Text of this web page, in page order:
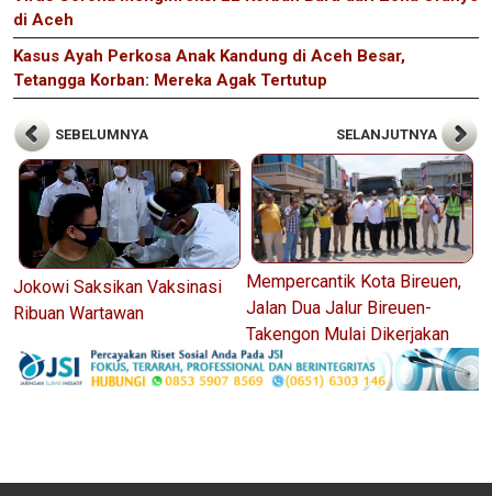
di Aceh
Kasus Ayah Perkosa Anak Kandung di Aceh Besar,
Tetangga Korban: Mereka Agak Tertutup
SEBELUMNYA
Jokowi Saksikan Vaksinasi
Ribuan Wartawan
SELANJUTNYA
Mempercantik Kota Bireuen,
Jalan Dua Jalur Bireuen-
Takengon Mulai Dikerjakan